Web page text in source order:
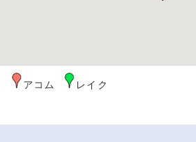
アコム
レイク